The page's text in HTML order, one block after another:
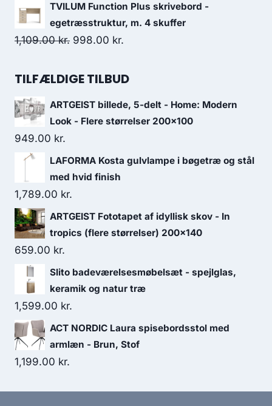
TVILUM Function Plus skrivebord -
egetræsstruktur, m. 4 skuffer
1,109.00kr. 998.00 kr.
TILFÆLDIGE TILBUD
ARTGEIST billede, 5-delt - Home: Modern
Look - Flere størrelser 200x100
949.00 kr.
LAFORMA Kosta gulvlampe i bøgetræ og stål
med hvid finish
1,789.00 kr.
ARTGEIST Fototapet af idyllisk skov - In
tropics (flere størrelser) 200x140
659.00 kr.
Slito badeværelsesmøbelsæt - spejlglas,
keramik og natur træ
1,599.00 kr.
ACT NORDIC Laura spisebordsstol med
armlæn - Brun, Stof
1,199.00 kr.